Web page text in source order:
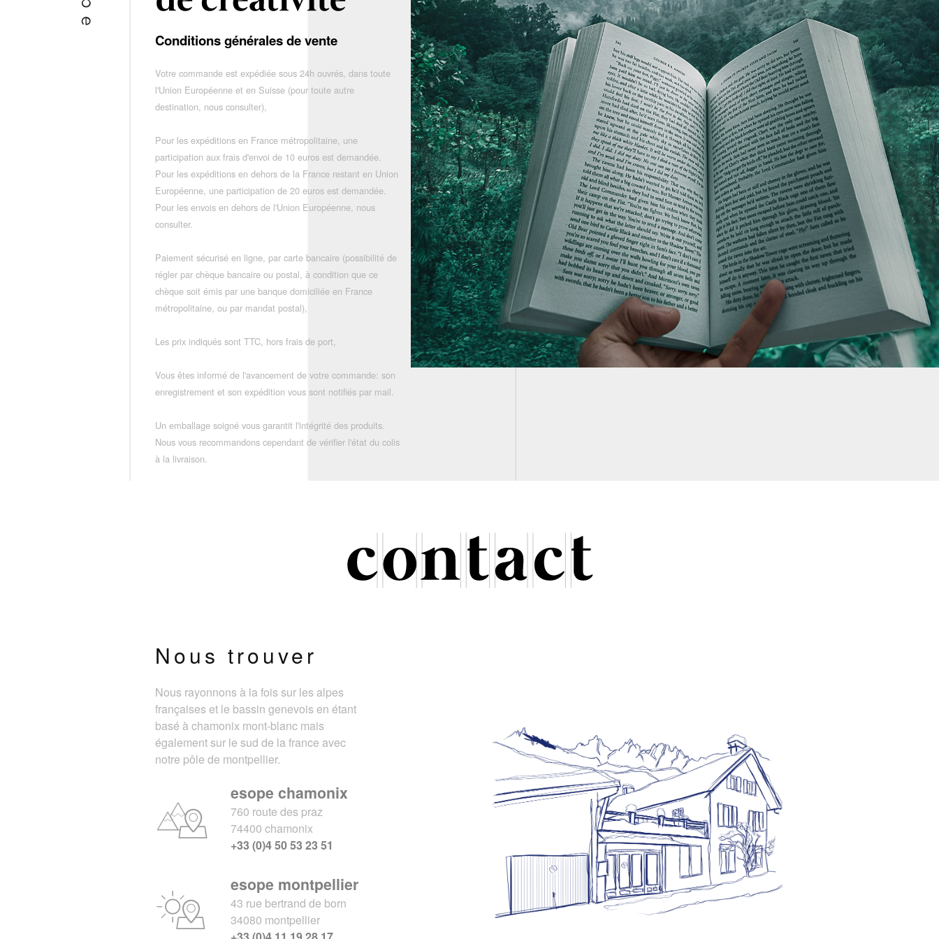
Conditions générales de vente
Votre commande est expédiée sous 24h ouvrés, dans toute
l'Union Européenne et en Suisse (pour toute autre
destination, nous consulter),
Pour les expéditions en France métropolitaine, une
participation aux frais d'envoi de 10 euros est demandée.
Pour les expéditions en dehors de la France restant en Union
Européenne, une participation de 20 euros est demandée.
Pour les envois en dehors de l'Union Européenne, nous
consulter.
Paiement sécurisé en ligne, par carte bancaire (possibilité de
régler par chèque bancaire ou postal, à condition que ce
chèque soit émis par une banque domiciliée en France
métropolitaine, ou par mandat postal),
Les prix indiqués sont TTC, hors frais de port,
Vous êtes informé de l'avancement de votre commande: son
enregistrement et son expédition vous sont notifiés par mail.
Un emballage soigné vous garantit l'intégrité des produits.
Nous vous recommandons cependant de vérifier l'état du colis
à la livraison.
Nous trouver
Nous rayonnons à la fois sur les alpes
françaises et le bassin genevois en étant
basé à chamonix mont-blanc mais
également sur le sud de la france avec
notre pôle de montpellier.
esope chamonix
760 route des praz
74400 chamonix
+33 (0)4 50 53 23 51
esope montpellier
43 rue bertrand de born
34080 montpellier